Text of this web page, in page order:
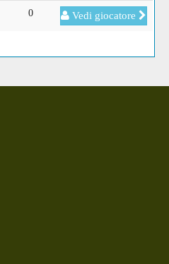
0 Vedi giocatore